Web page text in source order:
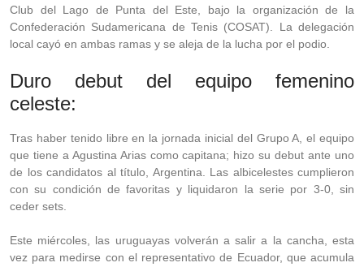
Club del Lago de Punta del Este, bajo la organización de la
Confederación Sudamericana de Tenis (COSAT). La delegación
local cayó en ambas ramas y se aleja de la lucha por el podio.
Duro debut del equipo femenino
celeste:
Tras haber tenido libre en la jornada inicial del Grupo A, el equipo
que tiene a Agustina Arias como capitana; hizo su debut ante uno
de los candidatos al título, Argentina. Las albicelestes cumplieron
con su condición de favoritas y liquidaron la serie por 3-0, sin
ceder sets.
Este miércoles, las uruguayas volverán a salir a la cancha, esta
vez para medirse con el representativo de Ecuador, que acumula